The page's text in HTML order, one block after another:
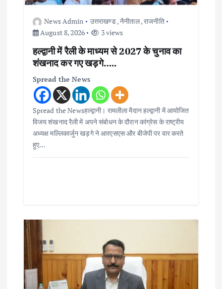
News Admin उत्तराखण्ड,नैनीताल,राजनीति
August 8, 2026
3 views
हल्द्वानी में रैली के माध्यम से 2027 के चुनाव का
शंखनाद कर गए खड़गे…..
Spread the News
Spread the Newsहल्द्वानी। रामलीला मैदान हल्द्वानी में आयोजित
विजय शंखनाद रैली में अपने संबोधन के दौरान कांग्रेस के राष्ट्रीय
अध्यक्ष मल्लिकार्जुन खड़गे ने आरएसएस और बीजेपी पर वार करते
हुए…